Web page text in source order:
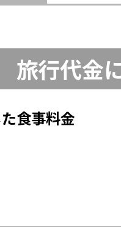
旅行代金
食事料金